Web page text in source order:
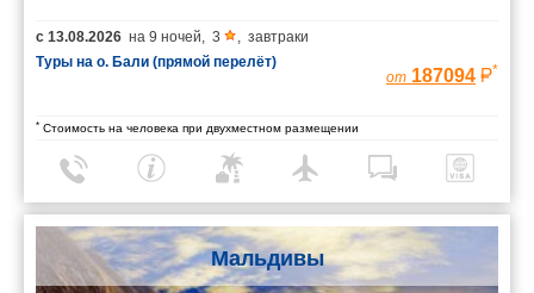
с 13.08.2026 на 9 ночей, 3 , завтраки
Туры на о. Бали (прямой перелёт)
от 187094 *
* Стоимость на человека при двухместном размещении
Мальдивы